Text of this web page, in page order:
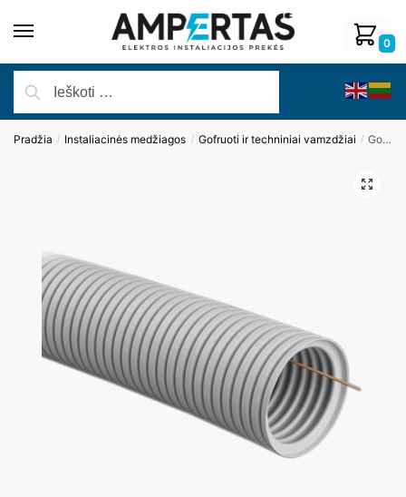
0
Pradžia / Instaliacinės medžiagos / Gofruoti ir techniniai vamzdžiai / Gofruotas vamzdis su viela d=40mm, pilkos sp.